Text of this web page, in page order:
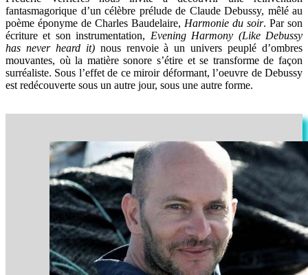
fantasmagorique d’un célèbre prélude de Claude Debussy, mêlé au
poème éponyme de Charles Baudelaire, Harmonie du soir. Par son
écriture et son instrumentation, Evening Harmony (Like Debussy
has never heard it)nous renvoie à un univers peuplé d’ombres
mouvantes, où la matière sonore s’étire et se transforme de façon
surréaliste. Sous l’effet de ce miroir déformant, l’oeuvre de Debussy
est redécouverte sous un autre jour, sous une autre forme.